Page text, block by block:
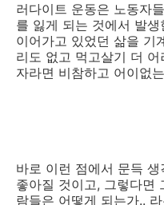
러다이트 운동은 노동자
를 잃게 되는 것에서 발
이어가고 있었던 삶을 기
리도 없고 먹고살기 더
자라면 비참하고 어이없
바로 이런 점에서 문득
좋아질 것이고, 그렇다면
람들은 어떻게 되는가..